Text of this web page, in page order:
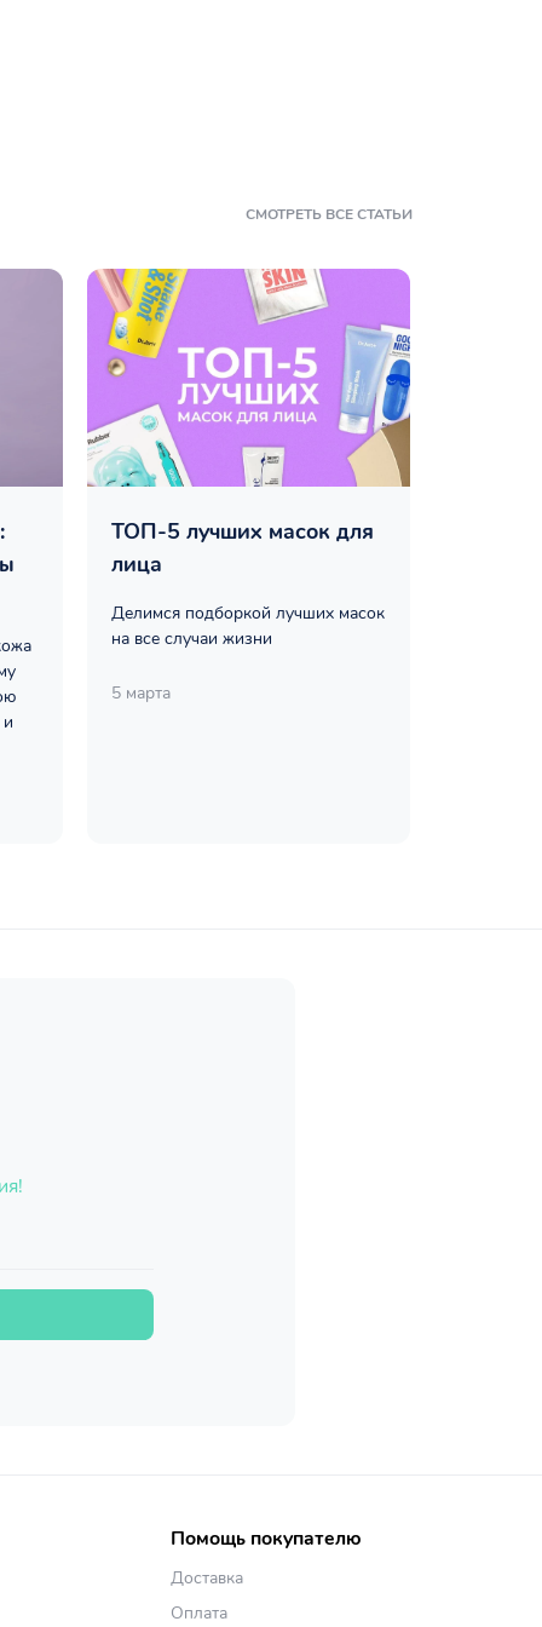
СМОТРЕТЬ ВСЕ СТАТЬИ
ТОП-5 лучших масок для
лица
Делимся подборкой лучших масок
на все случаи жизни
5 марта
Помощь покупателю
Доставка
Оплата